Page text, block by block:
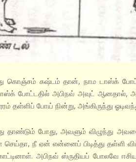
கொஞ்சம் கஷ்டம் தான், நாம டாஸ்க்
போட்டதில் அபிநவ் அவுட் ஆனதால்,
தள்ளிப் போய் நின்று, அங்கிருந்து
தாண்டும் போது, அவளும் விழுந்து
செய்தா, நீ ஏன் என்னைப் பிடித்து தள்ளி
அபிநவ் ஸ்ருதியப் போலவே